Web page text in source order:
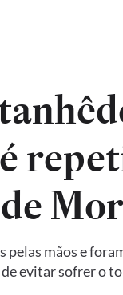
pelas mãos e
evitar sofrer o